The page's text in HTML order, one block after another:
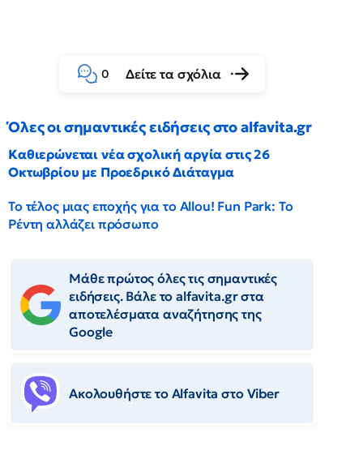
0 Δείτε τα σχόλια
Όλες οι σημαντικές ειδήσεις στο alfavita.gr
Καθιερώνεται νέα σχολική αργία στις 26
Οκτωβρίου με Προεδρικό Διάταγμα
Το τέλος μιας εποχής για το Allou! Fun Park: Το
Ρέντη αλλάζει πρόσωπο
Μάθε πρώτος όλες τις σημαντικές
ειδήσεις. Βάλε το alfavita.gr στα
αποτελέσματα αναζήτησης της
Google
Ακολουθήστε το Αlfavita στο Viber